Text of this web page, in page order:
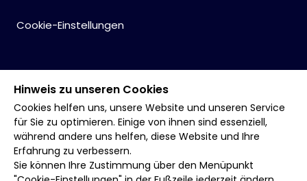
Cookie-Einstellungen
Hinweis zu unseren Cookies
Cookies helfen uns, unsere Website und unseren Service
für Sie zu optimieren. Einige von ihnen sind essenziell,
während andere uns helfen, diese Website und Ihre
Erfahrung zu verbessern.
Sie können Ihre Zustimmung über den Menüpunkt